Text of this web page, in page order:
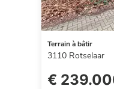
Terrain à bâtir
3110 Rotselaar
€